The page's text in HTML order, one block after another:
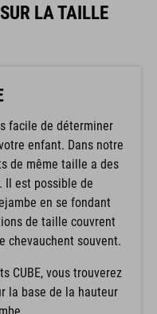
LA TAILLE
facile de déterminer
enfant. Dans notre
de même taille a des
Il est possible de
en se fondant
de taille couvrent
chevauchent souvent.
CUBE, vous trouverez
la base de la hauteur